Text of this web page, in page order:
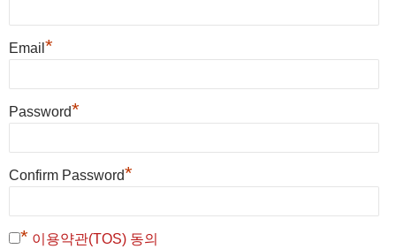
Email *
Password*
Confirm Password*
* 이용약관(TOS) 동의